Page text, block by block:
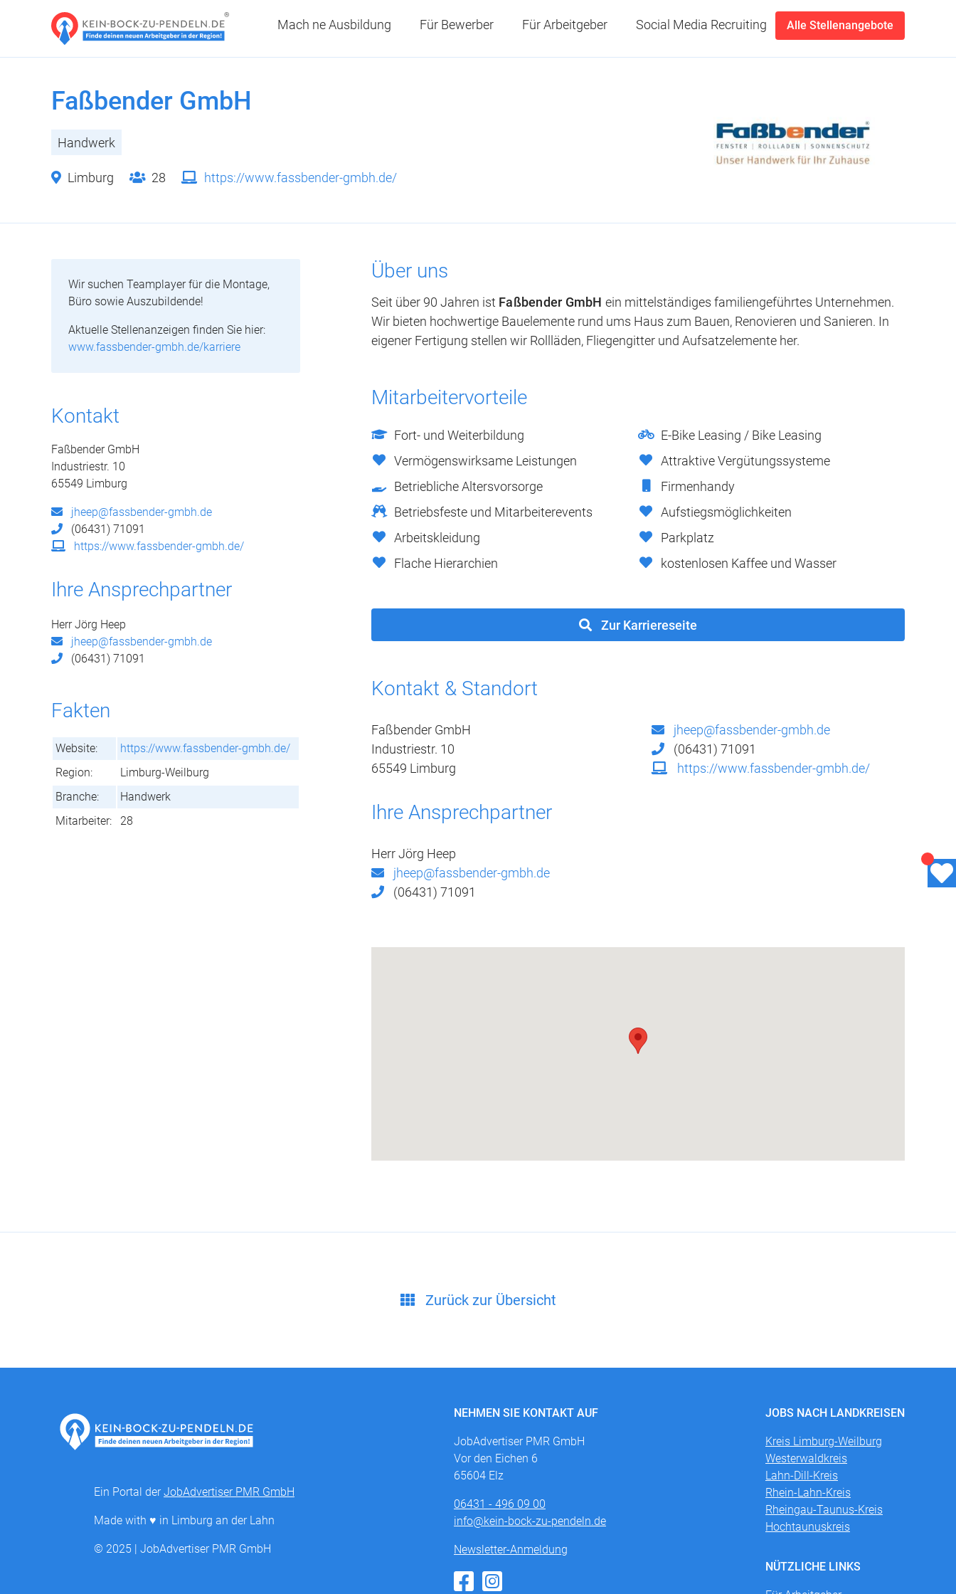
Mach ne Ausbildung Für Bewerber Für Arbeitgeber Social Media Recruiting Alle Stellenangebote
Faßbender GmbH
Handwerk
Limburg 28 https://www.fassbender-gmbh.de/
Wir suchen Teamplayer für die Montage,
Büro sowie Auszubildende!
Aktuelle Stellenanzeigen finden Sie hier:
www.fassbender-gmbh.de/karriere
Kontakt
Faßbender GmbH
Industriestr. 10
65549 Limburg
jheep@fassbender-gmbh.de
(06431) 71091
https://www.fassbender-gmbh.de/
Ihre Ansprechpartner
Herr Jörg Heep
jheep@fassbender-gmbh.de
(06431) 71091
Fakten
Website:
https://www.fassbender-gmbh.de/
Region:
Limburg-Weilburg
Branche:
Handwerk
Mitarbeiter:
28
Über uns
Seit über 90 Jahren ist Faßbender GmbH ein mittelständiges familiengeführtes Unternehmen.
Wir bieten hochwertige Bauelemente rund ums Haus zum Bauen, Renovieren und Sanieren. In
eigener Fertigung stellen wir Rollläden, Fliegengitter und Aufsatzelemente her.
Mitarbeitervorteile
Fort- und Weiterbildung
E-Bike Leasing / Bike Leasing
Vermögenswirksame Leistungen
Attraktive Vergütungssysteme
Betriebliche Altersvorsorge
Firmenhandy
Betriebsfeste und Mitarbeiterevents
Aufstiegsmöglichkeiten
Arbeitskleidung
Parkplatz
Flache Hierarchien
kostenlosen Kaffee und Wasser
Zur Karriereseite
Kontakt & Standort
Faßbender GmbH
Industriestr. 10
65549 Limburg
jheep@fassbender-gmbh.de
(06431) 71091
https://www.fassbender-gmbh.de/
Ihre Ansprechpartner
Herr Jörg Heep
jheep@fassbender-gmbh.de
(06431) 71091
Zurück zur Übersicht
Ein Portal derJobAdvertiser PMR GmbH
Made with ♥ in Limburg an der Lahn
© 2025 | JobAdvertiser PMR GmbH
NEHMEN SIE KONTAKT AUF
JobAdvertiser PMR GmbH
Vor den Eichen 6
65604 Elz
06431 - 496 09 00
info@kein-bock-zu-pendeln.de
Newsletter-Anmeldung
JOBS NACH LANDKREISEN
Kreis Limburg-Weilburg
Westerwaldkreis
Lahn-Dill-Kreis
Rhein-Lahn-Kreis
Rheingau-Taunus-Kreis
Hochtaunuskreis
NÜTZLICHE LINKS